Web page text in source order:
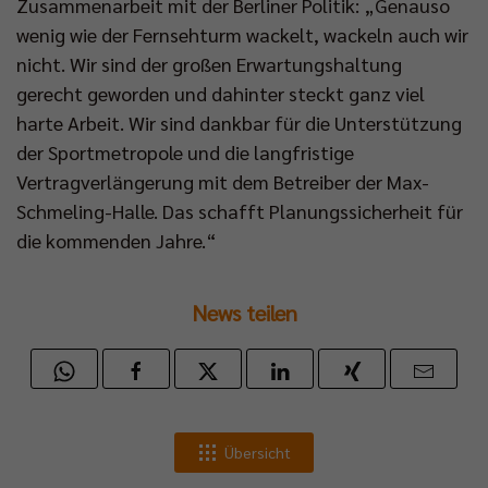
Zusammenarbeit mit der Berliner Politik: „Genauso
wenig wie der Fernsehturm wackelt, wackeln auch wir
nicht. Wir sind der großen Erwartungshaltung
gerecht geworden und dahinter steckt ganz viel
harte Arbeit. Wir sind dankbar für die Unterstützung
der Sportmetropole und die langfristige
Vertragverlängerung mit dem Betreiber der Max-
Schmeling-Halle. Das schafft Planungssicherheit für
die kommenden Jahre.“
News teilen
Übersicht